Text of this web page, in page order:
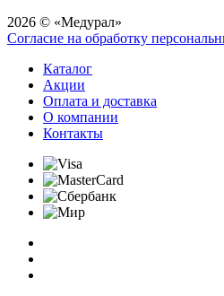
2026 © «Медурал»
Согласие на обработку
Каталог
Акции
Оплата и доставка
О компании
Контакты